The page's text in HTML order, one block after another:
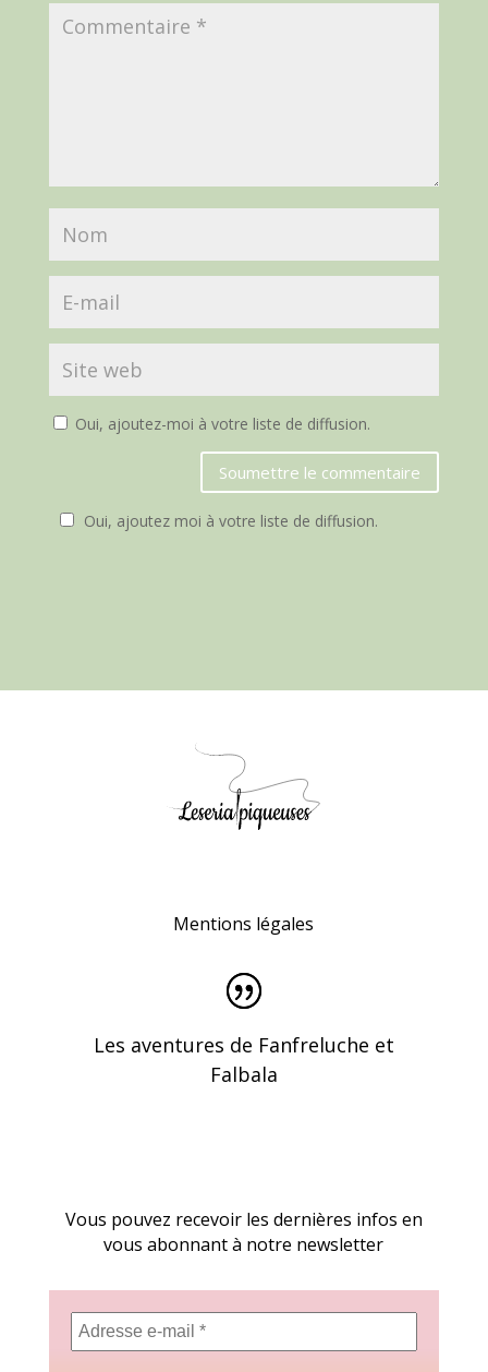
Oui, ajoutez-moi à votre liste de diffusion.
Soumettre le commentaire
Oui, ajoutez moi à votre liste de diffusion.
Mentions légales
Les aventures de Fanfreluche et
Falbala
Vous pouvez recevoir les dernières infos en
vous abonnant à notre newsletter